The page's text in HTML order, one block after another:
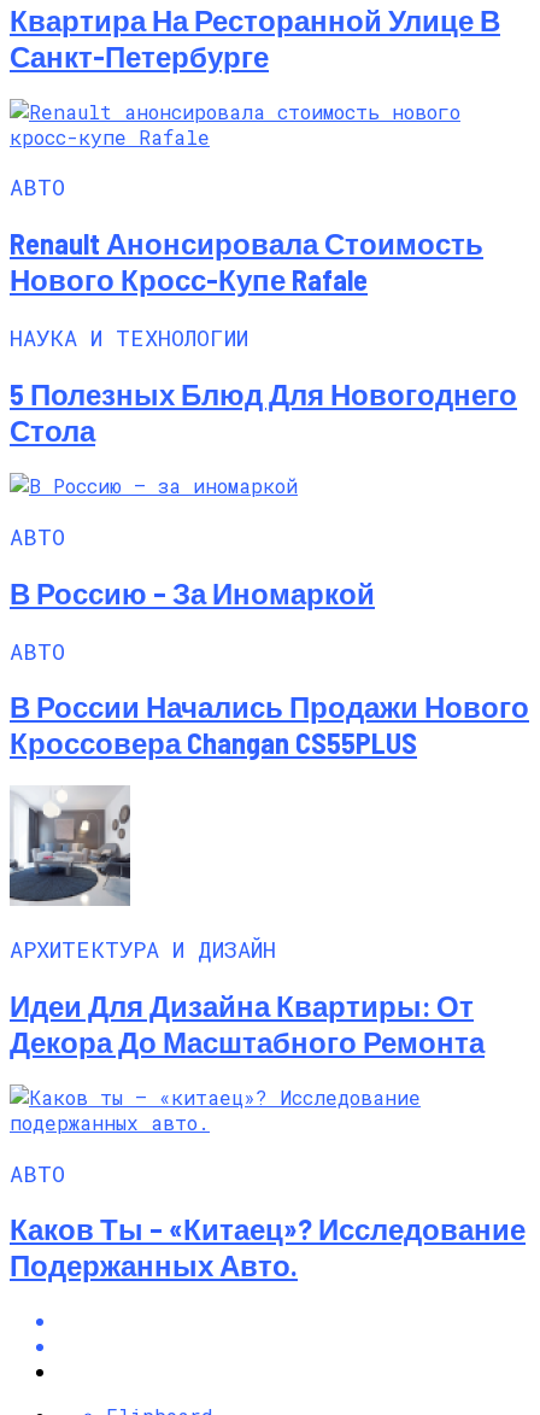
Квартира На Ресторанной Улице В
Санкт-Петербурге
АВТО
Renault Анонсировала Стоимость
Нового Кросс-Купе Rafale
НАУКА И ТЕХНОЛОГИИ
5 Полезных Блюд Для Новогоднего
Стола
АВТО
В Россию – За Иномаркой
АВТО
В России Начались Продажи Нового
Кроссовера Changan CS55PLUS
АРХИТЕКТУРА И ДИЗАЙН
Идеи Для Дизайна Квартиры: От
Декора До Масштабного Ремонта
АВТО
Каков Ты – «китаец»? Исследование
Подержанных Авто.